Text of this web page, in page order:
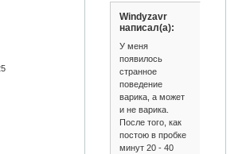
Windyzavr
написал(а):
У меня
появилось
странное
поведение
варика, а может
и не варика.
После того, как
постою в пробке
минут 20 - 40